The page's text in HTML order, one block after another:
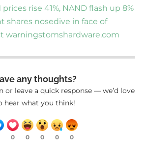
rise 41%, NAND flash up 8%
shares nosedive in face of
warningstomshardware.com
any thoughts?
or leave a quick response — we’d love
hear what you think!
0 0 0 0 0